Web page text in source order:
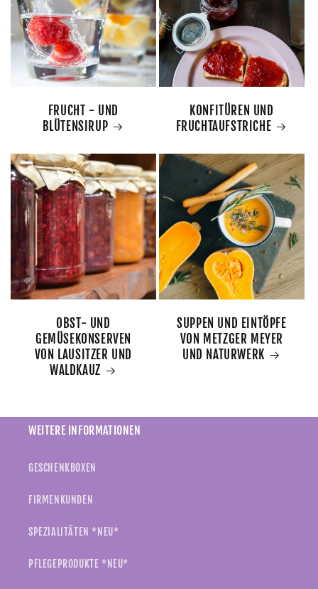
FRUCHT - UND
BLÜTENSIRUP
KONFITÜREN UND
FRUCHTAUFSTRICHE
OBST- UND
GEMÜSEKONSERVEN
VON LAUSITZER UND
WALDKAUZ
SUPPEN UND EINTÖPFE
VON METZGER MEYER
UND NATURWERK
WEITERE INFORMATIONEN
GESCHENKBOXEN
FIRMENKUNDEN
SPEZIALITÄTEN *NEU*
PFLEGEPRODUKTE *NEU*